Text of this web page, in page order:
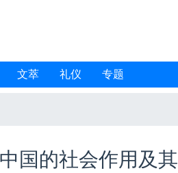
文萃 礼仪 专题
国的社会作用及其